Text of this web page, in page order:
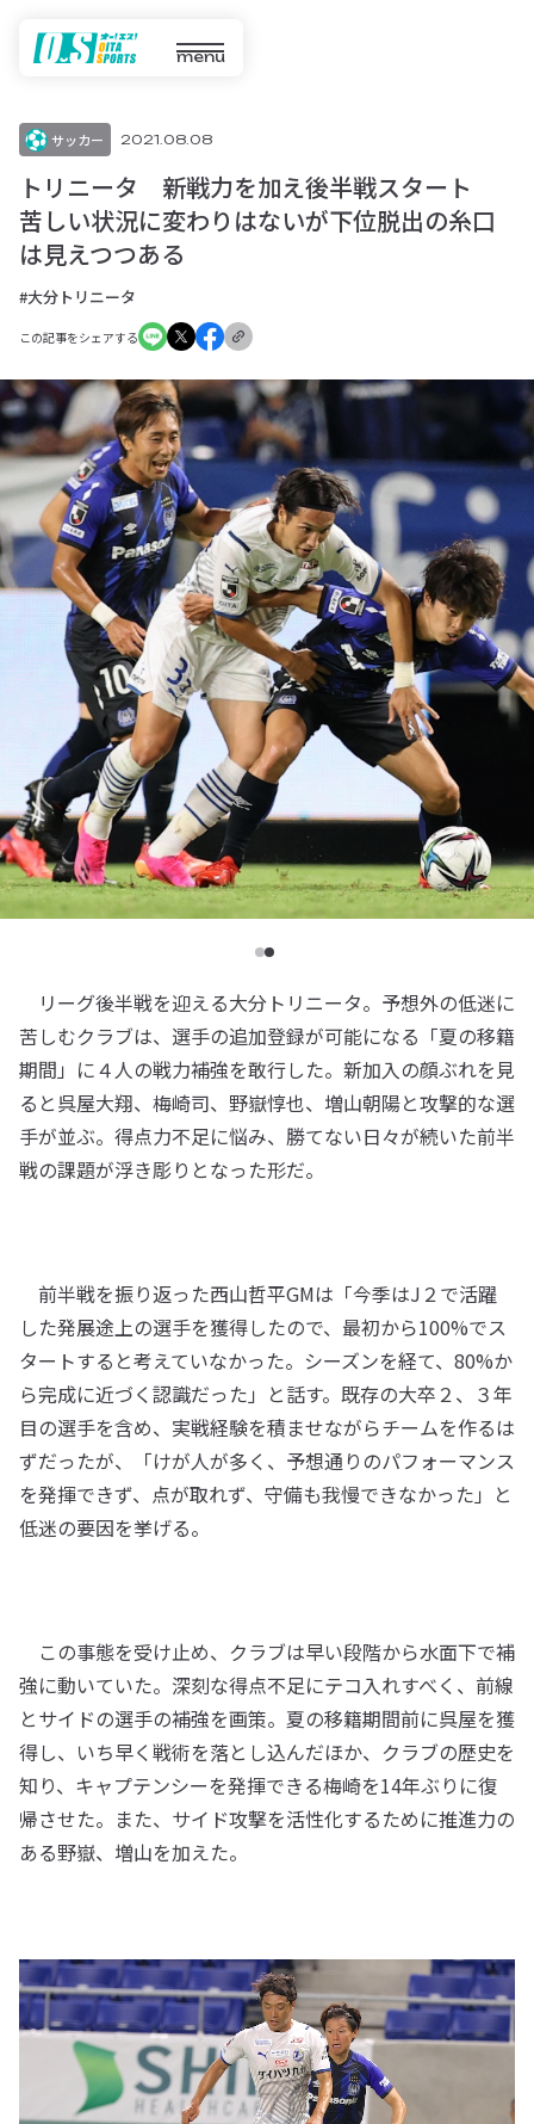
menu
サッカー 2021.08.08
トリニータ 新戦力を加え後半戦スタート
苦しい状況に変わりはないが下位脱出の糸口
は見えつつある
#大分トリニータ
この記事をシェアする
リーグ後半戦を迎える大分トリニータ。予想外の低迷に
苦しむクラブは、選手の追加登録が可能になる「夏の移籍
期間」に４人の戦力補強を敢行した。新加入の顔ぶれを見
ると呉屋大翔、梅崎司、野嶽惇也、増山朝陽と攻撃的な選
手が並ぶ。得点力不足に悩み、勝てない日々が続いた前半
戦の課題が浮き彫りとなった形だ。
前半戦を振り返った西山哲平GMは「今季はJ２で活躍
した発展途上の選手を獲得したので、最初から100%でス
タートすると考えていなかった。シーズンを経て、80%か
ら完成に近づく認識だった」と話す。既存の大卒２、３年
目の選手を含め、実戦経験を積ませながらチームを作るは
ずだったが、「けが人が多く、予想通りのパフォーマンス
を発揮できず、点が取れず、守備も我慢できなかった」と
低迷の要因を挙げる。
この事態を受け止め、クラブは早い段階から水面下で補
強に動いていた。深刻な得点不足にテコ入れすべく、前線
とサイドの選手の補強を画策。夏の移籍期間前に呉屋を獲
得し、いち早く戦術を落とし込んだほか、クラブの歴史を
知り、キャプテンシーを発揮できる梅崎を14年ぶりに復
帰させた。また、サイド攻撃を活性化するために推進力の
ある野嶽、増山を加えた。